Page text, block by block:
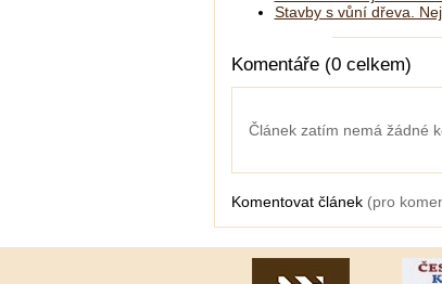
Stavby s vůní dřeva.
Komentáře (0 celkem)
Článek zatím nemá žádné
Komentovat článek (pro